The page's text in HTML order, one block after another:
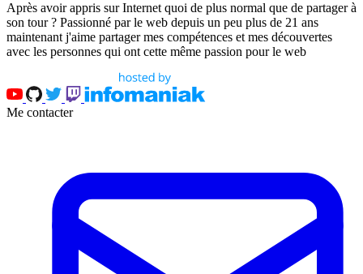
Après avoir appris sur Internet quoi de plus normal que de partager à
son tour ? Passionné par le web depuis un peu plus de 21 ans
maintenant j'aime partager mes compétences et mes découvertes
avec les personnes qui ont cette même passion pour le web
Me contacter